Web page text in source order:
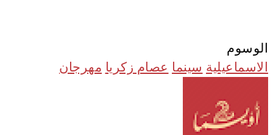
الوسوم
الاسماعيلية سينما عصام زكريا مهرجان